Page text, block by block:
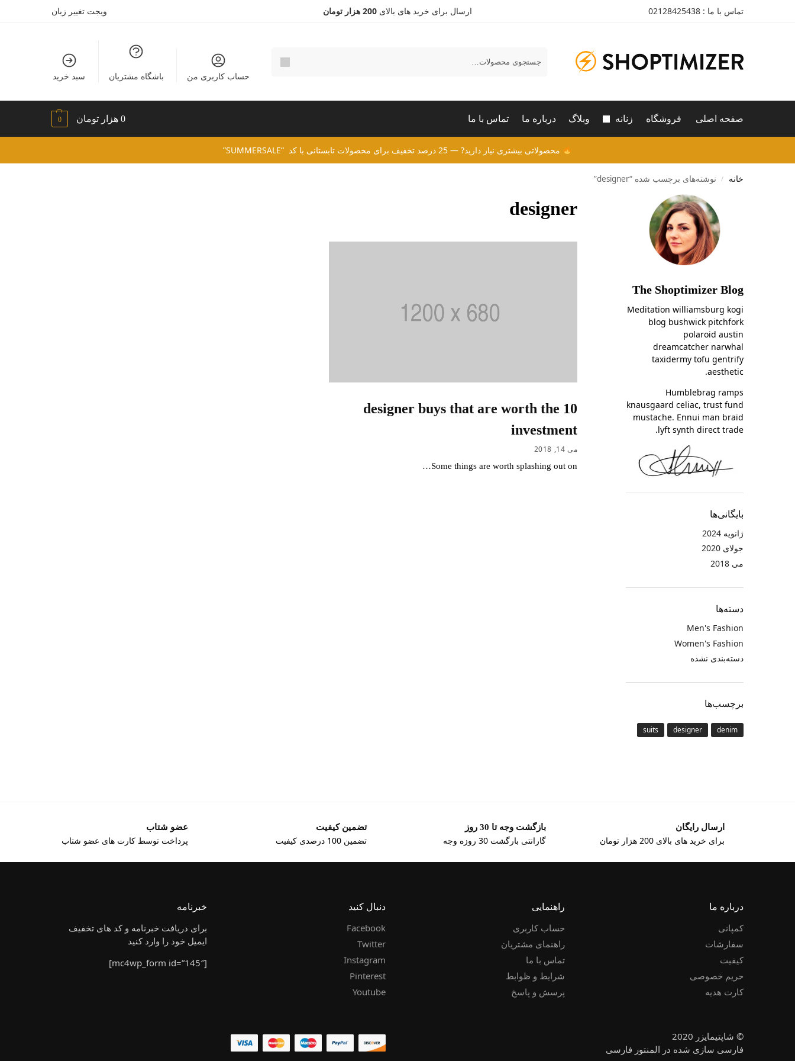
تماس با ما : 02128425438 ارسال برای خرید های بالای 200 هزار تومان ویجت تغییر زبان
حساب کاربری من باشگاه مشتریان سبد خرید
صفحه اصلی فروشگاه زنانه وبلاگ درباره ما تماس با ما 0 هزار تومان 0
محصولاتی بیشتری نیاز دارید? — 25 درصد تخفیف برای محصولات تابستانی با کد “SUMMERSALE”
خانه / نوشته‌های برچسب شده “designer”
designer
10 designer buys that are worth the
investment
می 14, 2018
Some things are worth splashing out on…
The Shoptimizer Blog
Meditation williamsburg kogi
blog bushwick pitchfork
polaroid austin
dreamcatcher narwhal
taxidermy tofu gentrify
aesthetic.
Humblebrag ramps
knausgaard celiac, trust fund
mustache. Ennui man braid
lyft synth direct trade.
بایگانی‌ها
ژانویه 2024
جولای 2020
می 2018
دسته‌ها
Men's Fashion
Women's Fashion
دسته‌بندی نشده
برچسب‌ها
denim
designer
suits
ارسال رایگان
برای خرید های بالای 200 هزار تومان
بازگشت وجه تا 30 روز
گارانتی بارگشت 30 روزه وجه
تضمین کیفیت
تضمین 100 درصدی کیفیت
عضو شتاب
پرداخت توسط کارت های عضو شتاب
درباره ما
کمپانی
سفارشات
کیفیت
حریم خصوصی
کارت هدیه
راهنمایی
حساب کاربری
راهنمای مشتریان
تماس با ما
شرایط و ظوابط
پرسش و پاسخ
دنبال کنید
Facebook
Twitter
Instagram
Pinterest
Youtube
خبرنامه
برای دریافت خبرنامه و کد های تخفیف
ایمیل خود را وارد کنید
[mc4wp_form id=”145″]
© شاپتیمایزر 2020
فارسی سازی شده در المنتور فارسی